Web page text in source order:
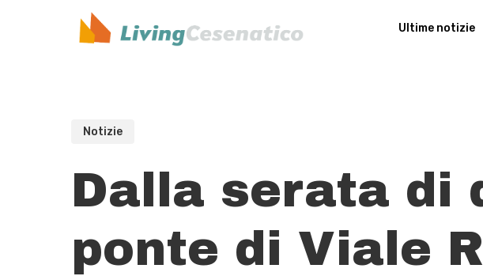
Ultime notizie
Notizie
Dalla serata di
ponte di Viale